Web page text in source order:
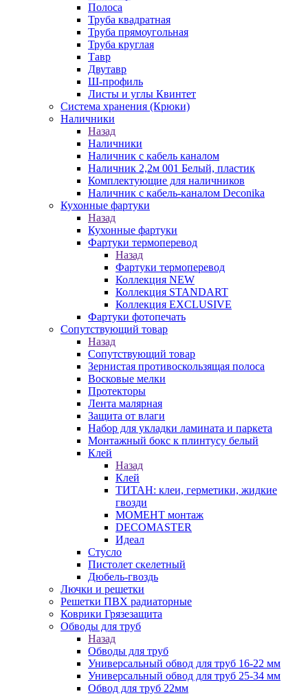
Полоса
Труба квадратная
Труба прямоугольная
Труба круглая
Тавр
Двутавр
Ш-профиль
Листы и углы Квинтет
Система хранения (Крюки)
Наличники
Назад
Наличники
Наличник с кабель каналом
Наличник 2,2м 001 Белый, пластик
Комплектующие для наличников
Наличник с кабель-каналом Deconika
Кухонные фартуки
Назад
Кухонные фартуки
Фартуки термоперевод
Назад
Фартуки термоперевод
Коллекция NEW
Коллекция STANDART
Коллекция EXCLUSIVE
Фартуки фотопечать
Сопутствующий товар
Назад
Сопутствующий товар
Зернистая противоскользящая полоса
Восковые мелки
Протекторы
Лента малярная
Защита от влаги
Набор для укладки ламината и паркета
Монтажный бокс к плинтусу белый
Клей
Назад
Клей
ТИТАН: клеи, герметики, жидкие
гвозди
МОМЕНТ монтаж
DECOMASTER
Идеал
Стусло
Пистолет скелетный
Дюбель-гвоздь
Лючки и решетки
Решетки ПВХ радиаторные
Коврики Грязезащита
Обводы для труб
Назад
Обводы для труб
Универсальный обвод для труб 16-22 мм
Универсальный обвод для труб 25-34 мм
Обвод для труб 22мм